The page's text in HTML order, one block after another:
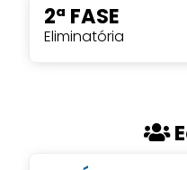
2ª FASE
Eliminatória